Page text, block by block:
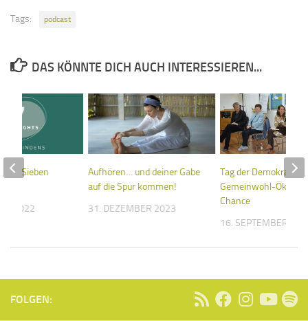
Tags: podcast
DAS KÖNNTE DICH AUCH INTERESSIEREN...
Aufhören… und deiner Gabe
auf die Spur kommen!
31. DEZEMBER 2023
Tag der Demokratie
Gemeinwohl-
Chance
16. SEPTEMBER
Sieben
2022
FOLGEN: